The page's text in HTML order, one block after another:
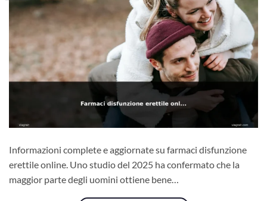
Informazioni complete e aggiornate su farmaci disfunzione
erettile online. Uno studio del 2025 ha confermato che la
maggior parte degli uomini ottiene bene…